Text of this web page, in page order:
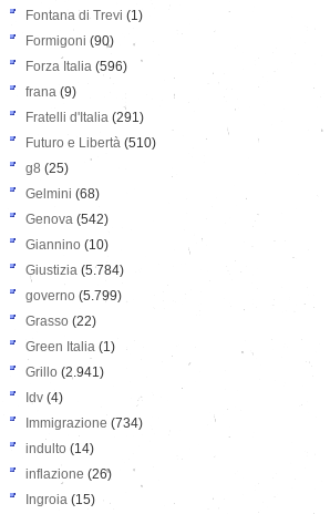
Fontana di Trevi (1)
Formigoni (90)
Forza Italia (596)
frana (9)
Fratelli d'Italia (291)
Futuro e Libertà (510)
g8 (25)
Gelmini (68)
Genova (542)
Giannino (10)
Giustizia (5.784)
governo (5.799)
Grasso (22)
Green Italia (1)
Grillo (2.941)
Idv (4)
Immigrazione (734)
indulto (14)
inflazione (26)
Ingroia (15)